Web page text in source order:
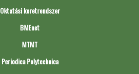
Oktatási keretrendszer
BMEnet
MTMT
Periodica Polytechnica